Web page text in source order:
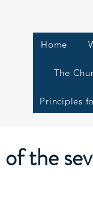
Home
The
Principles
the